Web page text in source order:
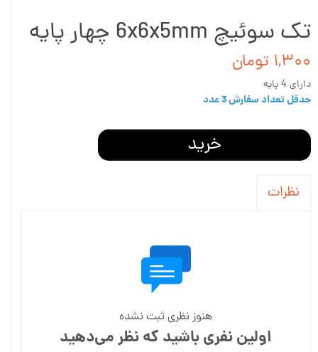
تک سوئیچ 6x6x5mm چهار پایه
۱,۳۰۰ تومان
دارای 4 پایه
حدقل تعداد سفارش 3 عدد
خرید
نظرات
هنوز نظری ثبت نشده
اولین نفری باشید که نظر می‌دهید